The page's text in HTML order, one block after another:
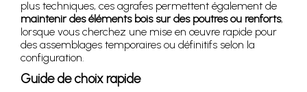
plus techniques, ces agrafes permettent également de
maintenir des éléments bois sur des poutres ou renforts,
lorsque vous cherchez une mise en œuvre rapide pour
des assemblages temporaires ou définitifs selon la
configuration.
Guide de choix rapide